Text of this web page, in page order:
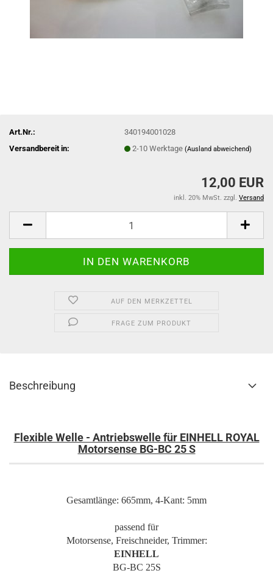
Art.Nr.:
340194001028
Versandbereit in:
2-10 Werktage(Ausland abweichend)
12,00 EUR
inkl. 20% MwSt. zzgl. Versand
AUF DEN MERKZETTEL
FRAGE ZUM PRODUKT
Beschreibung
Flexible Welle - Antriebswelle für EINHELL ROYAL
Motorsense BG-BC 25 S
Gesamtlänge: 665mm, 4-Kant: 5mm
passend für
Motorsense, Freischneider, Trimmer:
EINHELL
BG-BC 25S